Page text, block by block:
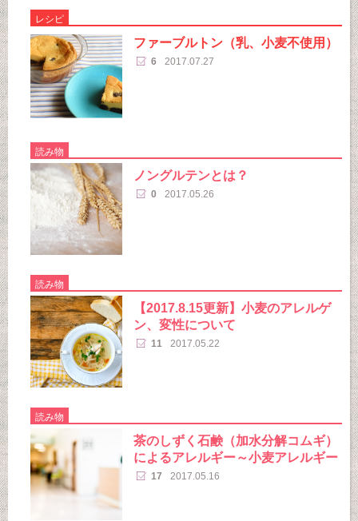
レシピ
ファーブルトン（乳、小麦不使用）
6 2017.07.27
読み物
ノングルテンとは？
0 2017.05.26
読み物
【2017.8.15更新】小麦のアレルゲ
ン、変性について
11 2017.05.22
読み物
茶のしずく石鹸（加水分解コムギ）
によるアレルギー～小麦アレルギー
17 2017.05.16